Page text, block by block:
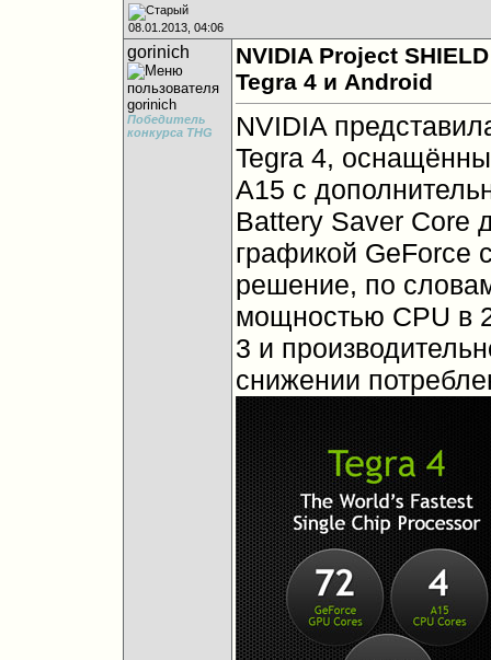
08.01.2013, 04:06
gorinich
Победитель
конкурса THG
NVIDIA Project
Tegra 4 и Android
NVIDIA
Tegra 4,
A15 с
Battery Saver Core
графикой GeForce
решение, по
мощностью CPU в
3 и
снижении